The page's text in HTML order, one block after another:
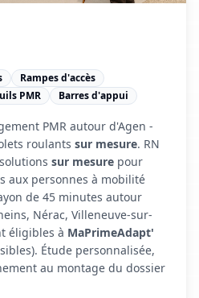
Rampes d'accès
PMR Barres d'appui
PMR autour d'Agen -
roulants sur mesure. RN
sur mesure pour
aux personnes à mobilité
de 45 minutes autour
Nérac, Villeneuve-sur-
éligibles à MaPrimeAdapt'
Étude personnalisée,
au montage du dossier